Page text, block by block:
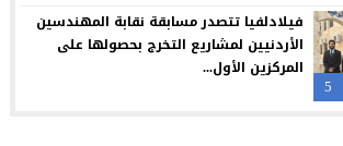
5
فيلادلفيا تتصدر مسابقة نقابة المهندسين
الأردنيين لمشاريع التخرج بحصولها على
المركزين الأول...